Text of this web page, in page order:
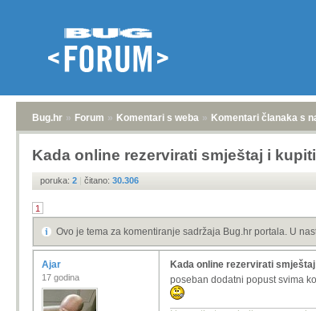
Bug.hr » Forum » Komentari s weba » Komentari članaka s
Kada online rezervirati smještaj i
poruka: 2 | čitano: 30.306
1
Ovo je tema za komentiranje sadržaja Bug.hr portala. U
Ajar
17 godina
Kada online rezervirati
poseban dodatni popust svima